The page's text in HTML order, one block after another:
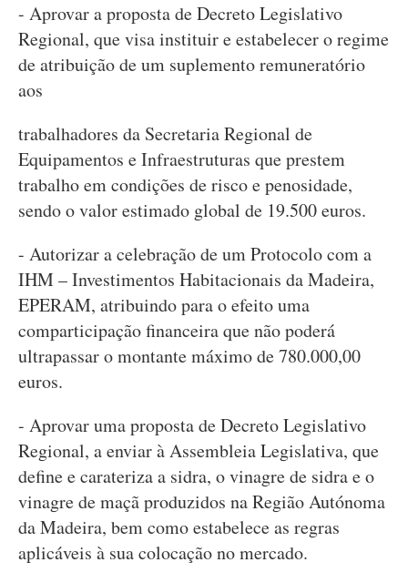
- Aprovar a proposta de Decreto Legislativo
Regional, que visa instituir e estabelecer o regime
de atribuição de um suplemento remuneratório
aos
trabalhadores da Secretaria Regional de
Equipamentos e Infraestruturas que prestem
trabalho em condições de risco e penosidade,
sendo o valor estimado global de 19.500 euros.
- Autorizar a celebração de um Protocolo com a
IHM – Investimentos Habitacionais da Madeira,
EPERAM, atribuindo para o efeito uma
comparticipação financeira que não poderá
ultrapassar o montante máximo de 780.000,00
euros.
- Aprovar uma proposta de Decreto Legislativo
Regional, a enviar à Assembleia Legislativa, que
define e carateriza a sidra, o vinagre de sidra e o
vinagre de maçã produzidos na Região Autónoma
da Madeira, bem como estabelece as regras
aplicáveis à sua colocação no mercado.